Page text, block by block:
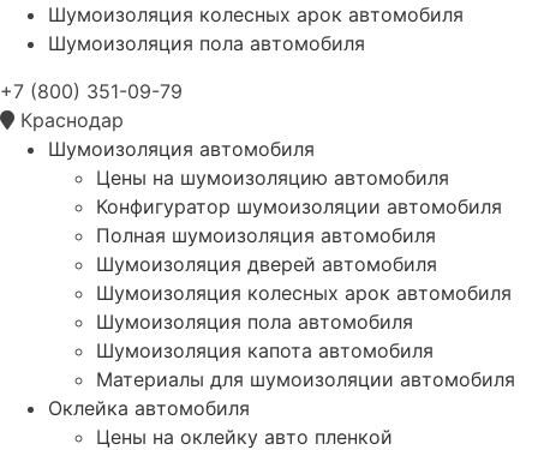
Шумоизоляция колесных арок автомобиля
Шумоизоляция пола автомобиля
+7 (800) 351-09-79
Краснодар
Шумоизоляция автомобиля
Цены на шумоизоляцию автомобиля
Конфигуратор шумоизоляции автомобиля
Полная шумоизоляция автомобиля
Шумоизоляция дверей автомобиля
Шумоизоляция колесных арок автомобиля
Шумоизоляция пола автомобиля
Шумоизоляция капота автомобиля
Материалы для шумоизоляции автомобиля
Оклейка автомобиля
Цены на оклейку авто пленкой